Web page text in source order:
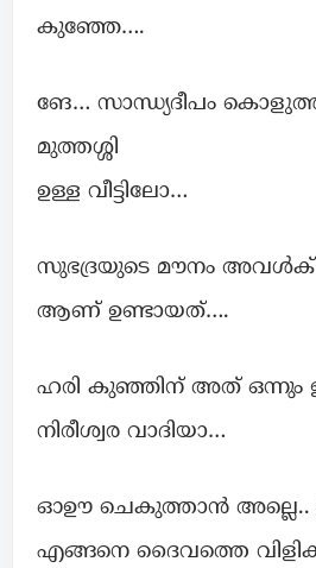
കുഞ്ഞേ….
ങേ… സാന്ധ്യദീപം
മുത്തശ്ശി
ഉള്ള വീട്ടിലോ…
സുഭദ്രയുടെ മൗനം
ആണ് ഉണ്ടായത്….
ഹരി കുഞ്ഞിന് അത് ഒന്നും
നിരീശ്വര വാദിയാ…
ഓഊ ചെകുത്താൻ അല്ലെ..
എങ്ങനെ ദൈവത്തെ